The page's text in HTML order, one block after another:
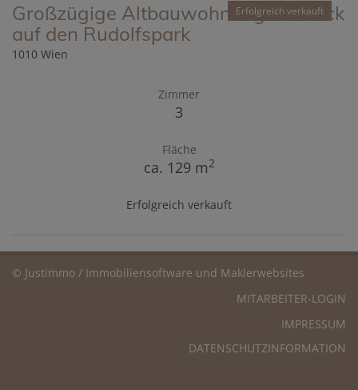
Erfolgreich verkauft
Großzügige Altbauwohnung mit Blick
auf den Rudolfspark
1010 Wien
Zimmer
3
Fläche
ca. 129 m2
Erfolgreich verkauft
© Justimmo / Immobiliensoftware und Maklerwebsites
MITARBEITER-LOGIN
IMPRESSUM
DATENSCHUTZINFORMATION